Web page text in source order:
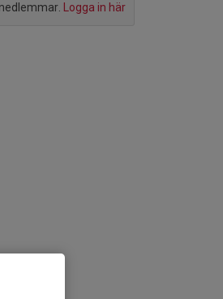
Logga in här